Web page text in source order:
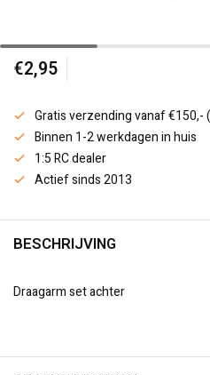
€2,95
Gratis verzending vanaf €150,-
Binnen 1-2 werkdagen in huis
1:5 RC dealer
Actief sinds 2013
BESCHRIJVING
Draagarm set achter